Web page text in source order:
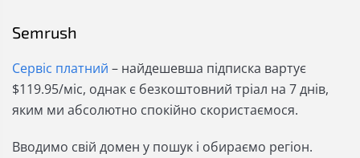
Semrush
Сервіс платний – найдешевша підписка вартує
$119.95/міс, однак є безкоштовний тріал на 7 днів,
яким ми абсолютно спокійно скористаємося.
Вводимо свій домен у пошук і обираємо регіон.